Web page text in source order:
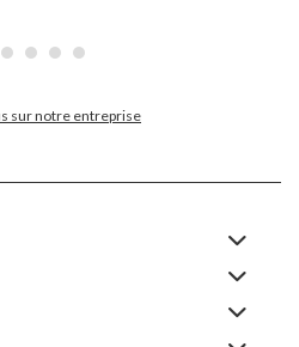
sur notre entreprise